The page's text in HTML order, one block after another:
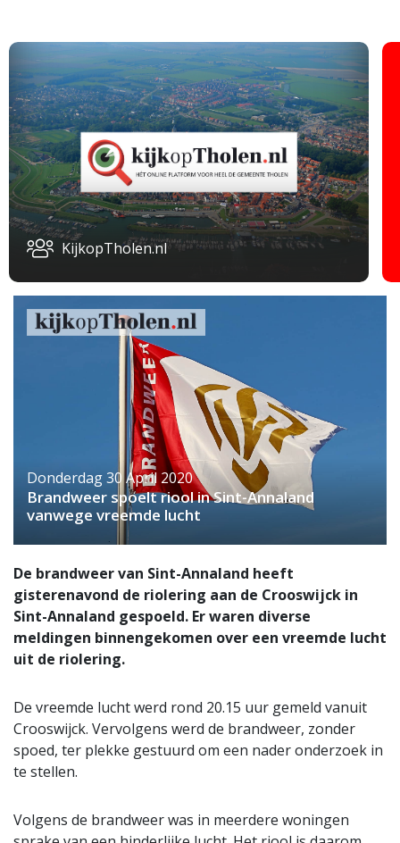
KijkopTholen.nl
Donderdag 30 April 2020
Brandweer spoelt riool in Sint-Annaland
vanwege vreemde lucht
De brandweer van Sint-Annaland heeft
gisterenavond de riolering aan de Crooswijck in
Sint-Annaland gespoeld. Er waren diverse
meldingen binnengekomen over een vreemde lucht
uit de riolering.
De vreemde lucht werd rond 20.15 uur gemeld vanuit
Crooswijck. Vervolgens werd de brandweer, zonder
spoed, ter plekke gestuurd om een nader onderzoek in
te stellen.
Volgens de brandweer was in meerdere woningen